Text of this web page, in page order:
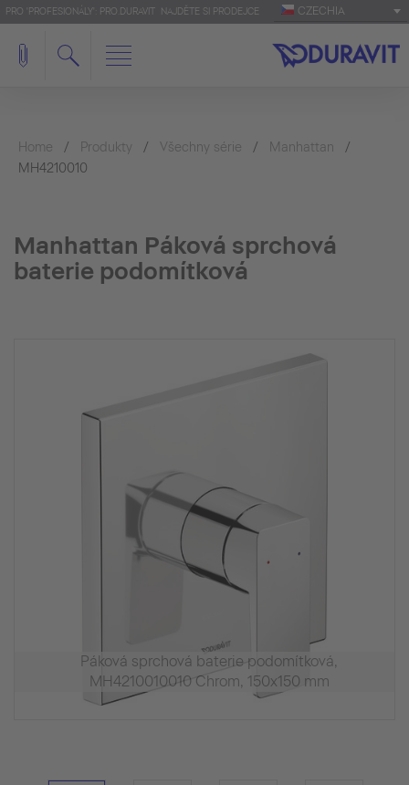
PRO 'PROFESIONÁLY': PRO.DURAVIT NAJDĚTE SI PRODEJCE CZECHIA
Home Produkty Všechny série
Manhattan
MH4210010
Manhattan Páková sprchová
baterie podomítková
Páková sprchová baterie podomítková,
MH4210010010 Chrom, 150x150 mm